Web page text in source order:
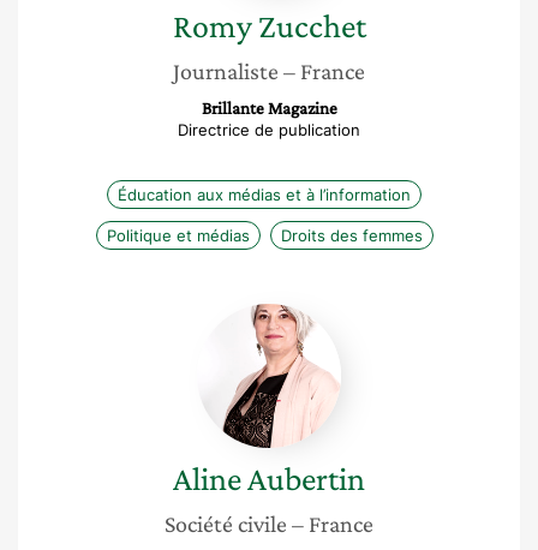
Romy Zucchet
Journaliste – France
Brillante Magazine
Directrice de publication
Éducation aux médias et à l’information
Politique et médias Droits des femmes
Aline
Aubertin
AlineAubertin
Société civile – France